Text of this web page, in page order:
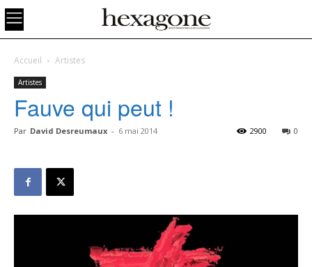
Accueil Artistes
Artistes
Fauve qui peut !
Par David Desreumaux - 6 mai 2014 0
2900